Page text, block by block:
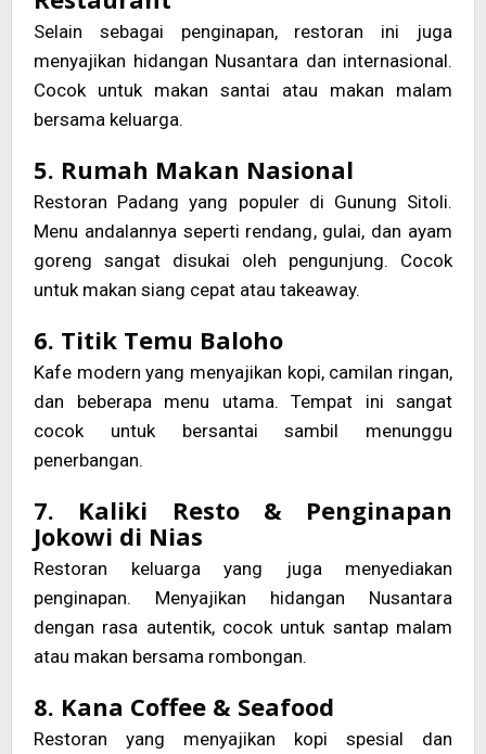
Selain sebagai penginapan, restoran ini juga
menyajikan hidangan Nusantara dan internasional.
Cocok untuk makan santai atau makan malam
bersama keluarga.
5. Rumah Makan Nasional
Restoran Padang yang populer di Gunung Sitoli.
Menu andalannya seperti rendang, gulai, dan ayam
goreng sangat disukai oleh pengunjung. Cocok
untuk makan siang cepat atau takeaway.
6. Titik Temu Baloho
Kafe modern yang menyajikan kopi, camilan ringan,
dan beberapa menu utama. Tempat ini sangat
cocok untuk bersantai sambil menunggu
penerbangan.
7. Kaliki Resto & Penginapan
Jokowi di Nias
Restoran keluarga yang juga menyediakan
penginapan. Menyajikan hidangan Nusantara
dengan rasa autentik, cocok untuk santap malam
atau makan bersama rombongan.
8. Kana Coffee & Seafood
Restoran yang menyajikan kopi spesial dan